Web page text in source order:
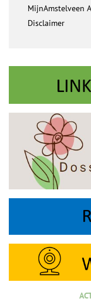
MijnAmstelveen
Disclaimer